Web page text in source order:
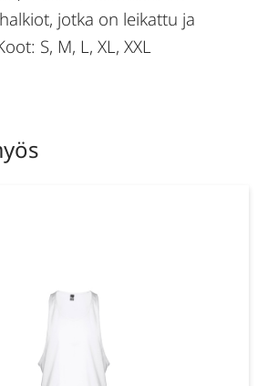
jotka on leikattu ja
S, M, L, XL, XXL